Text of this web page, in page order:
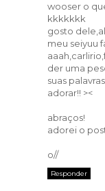
wooser o
kkkkkkk
gosto
meu seiyuu
der uma
suas
adorar!! ><
abraços!
adorei o
o//
Responder